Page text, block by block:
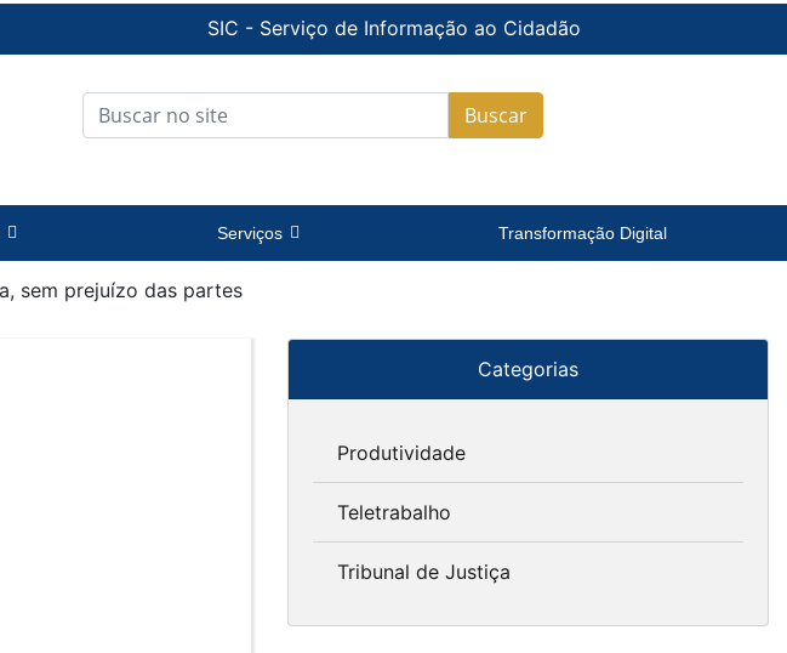
SIC - Serviço de Informação ao Cidadão
Buscar
Serviços Transformação Digital
sem prejuízo das partes
Categorias
Produtividade
Teletrabalho
Tribunal de Justiça